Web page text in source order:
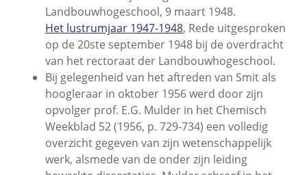
Landbouwhogeschool, 9 maart 1948.
Het lustrumjaar 1947-1948, Rede uitgesproken
op de 20ste september 1948 bij de overdracht
van het rectoraat der Landbouwhogeschool.
Bij gelegenheid van het aftreden van Smit als
hoogleraar in oktober 1956 werd door zijn
opvolger prof. E.G. Mulder in het Chemisch
Weekblad 52 (1956, p. 729-734) een volledig
overzicht gegeven van zijn wetenschappelijk
werk, alsmede van de onder zijn leiding